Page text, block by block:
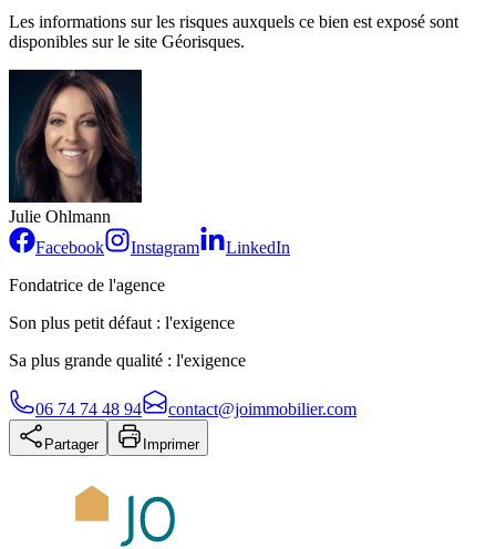
Les informations sur les risques auxquels ce bien est exposé sont
disponibles sur le site Géorisques.
Julie Ohlmann
Facebook
Instagram
LinkedIn
Fondatrice de l'agence
Son plus petit défaut : l'exigence
Sa plus grande qualité : l'exigence
06 74 74 48 94 contact@joimmobilier.com
Partager Imprimer